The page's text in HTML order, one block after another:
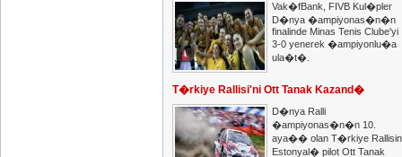
Vak�fBank, FIVB Kul�pler
D�nya �ampiyonas�n�n
finalinde Minas Tenis Clube'yi
3-0 yenerek �ampiyonlu�a
ula�t�.
T�rkiye Rallisi'ni Ott Tanak Kazand�
D�nya Ralli
�ampiyonas�n�n 10.
aya�� olan T�rkiye
Estonyal� pilot Ott Tanak